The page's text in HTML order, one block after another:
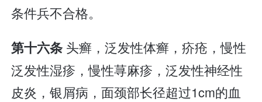
条件兵不合格。
第十六条 头癣，泛发性体癣，疥疮，慢性
泛发性湿疹，慢性荨麻疹，泛发性神经性
皮炎，银屑病，面颈部长径超过1cm的血